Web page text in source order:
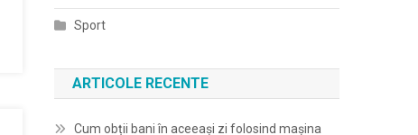
Sport
ARTICOLE RECENTE
Cum obții bani în aceeași zi folosind mașina